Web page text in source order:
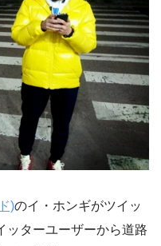
)のイ・ホンギがツイッ
ッターユーザーから道路